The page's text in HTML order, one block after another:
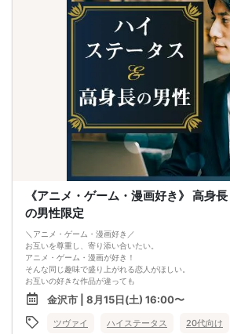
差し上げます。
《アニメ・ゲーム・漫画好き》 高身
の男性限定
＼アニメ・ゲーム・漫画好き／
お互いを尊重し、寄り添い合いたい。
アニメ・ゲーム・漫画が好き！
そんな同じ趣味で盛り上がれる恋人がほしい。
お互いの好きな作品が違っても
「それ面白そうだね！みたことないから、
一緒に見てもいい？」
そう言って寄り添ってくれたら嬉しい…。
1人や友だちと楽しみたいときも
金沢市 | 8月15日(土) 16:00〜
ツヴァイ ハイステータス 20代向け